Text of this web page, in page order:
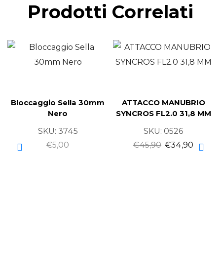
Prodotti Correlati
Bloccaggio Sella 30mm
Nero
SKU: 3745
€5,00
ATTACCO MANUBRIO
SYNCROS FL2.0 31,8 MM
SKU: 0526
€45,90 €34,90